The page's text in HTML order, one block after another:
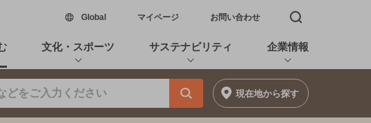
Global新しいウィンドウで開く
マイページ お問い合わせ 検索窓を開く
文化・スポーツ サステナビリティ 企業情報
現在地から探す